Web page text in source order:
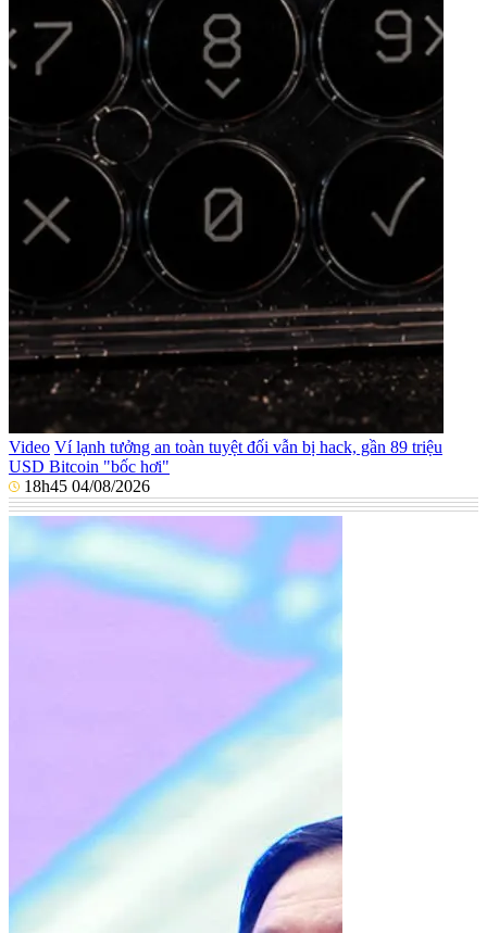
Video Ví lạnh tưởng an toàn tuyệt đối vẫn bị hack, gần 89 triệu
USD Bitcoin "bốc hơi"
18h45 04/08/2026